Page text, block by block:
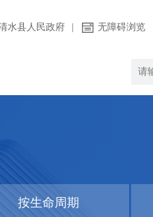
水县人民政府 无障碍浏览
按生命周期